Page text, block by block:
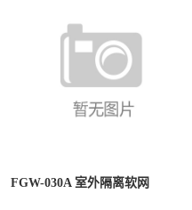
FGW-030A 室外隔离软网